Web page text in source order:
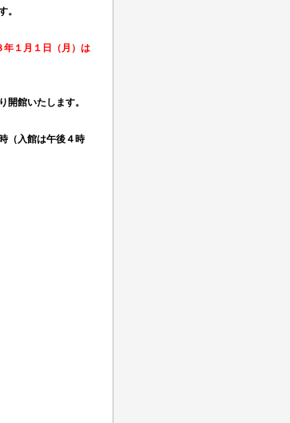
。
年１月１日（月）は
開館いたします。
入館は午後４時